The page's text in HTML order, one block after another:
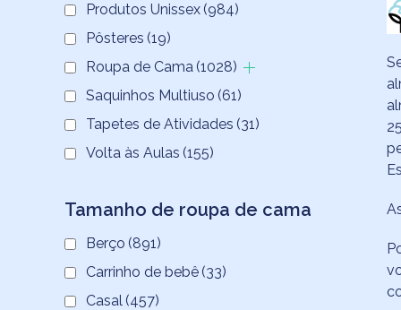
Produtos Unissex (984)
Pôsteres (19)
Roupa de Cama (1028)
Saquinhos Multiuso (61)
Tapetes de Atividades (31)
Volta às Aulas (155)
Tamanho de roupa de cama
Berço (891)
Carrinho de bebê (33)
Casal (457)